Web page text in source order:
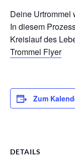
Deine Urtrommel
In diesem
Kreislauf des
Trommel Flyer
Zum
DETAILS